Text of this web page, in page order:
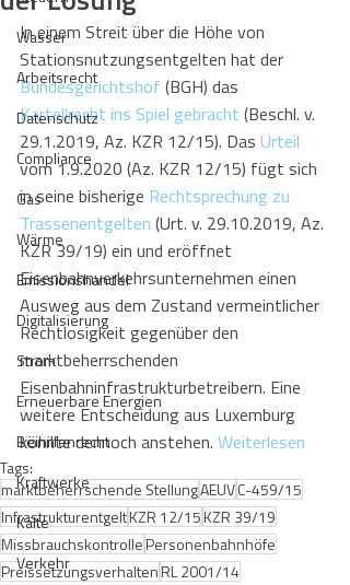
Wasser
Arbeitsrecht
Datenschutz
Compliance
Gas
Wärme
Emissionshandel
Digitalisierung
Strom
Erneuerbare Energien
Beihilfenrecht
Kraftwerke
Kälte
Verkehr
In einem Streit über die Höhe von
Stationsnutzungsentgelten hat der
Bundesgerichtshof (BGH) das
Kartellrecht ins Spiel gebracht (Beschl. v.
29.1.2019, Az. KZR 12/15). Das Urteil
vom 1.9.2020 (Az. KZR 12/15) fügt sich
in seine bisherige Rechtsprechung zu
Trassenentgelten (Urt. v. 29.10.2019, Az.
KZR 39/19) ein und eröffnet
Eisenbahnverkehrsunternehmen einen
Ausweg aus dem Zustand vermeintlicher
Rechtlosigkeit gegenüber den
marktbeherrschenden
Eisenbahninfrastrukturbetreibern. Eine
weitere Entscheidung aus Luxemburg
könnte dennoch anstehen. Weiterlesen
Tags:
marktbeherrschende StellungAEUVC-459/15
InfrastrukturentgeltKZR 12/15KZR 39/19
MissbrauchskontrollePersonenbahnhöfe
PreissetzungsverhaltenRL 2001/14